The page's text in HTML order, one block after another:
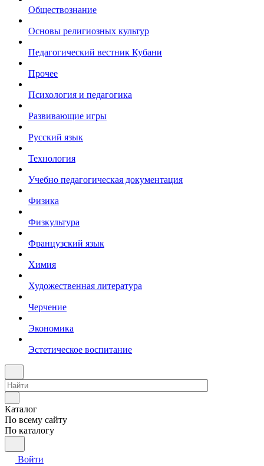
Обществознание
Основы религиозных культур
Педагогический вестник Кубани
Прочее
Психология и педагогика
Развивающие игры
Русский язык
Технология
Учебно педагогическая документация
Физика
Физкультура
Французский язык
Химия
Художественная литература
Черчение
Экономика
Эстетическое воспитание
Каталог
По всему сайту
По каталогу
Войти